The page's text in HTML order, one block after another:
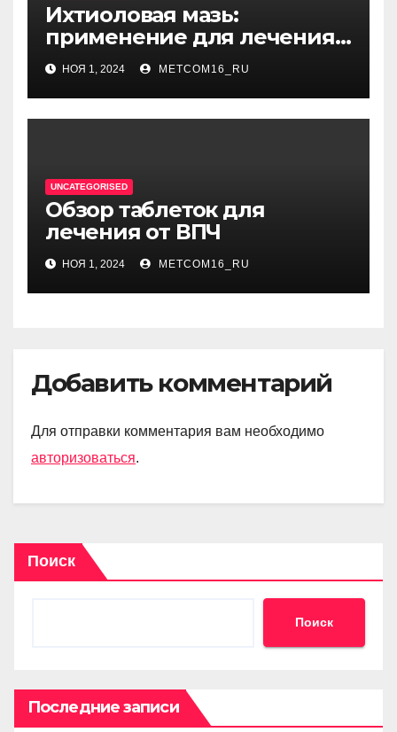
Ихтиоловая мазь:
применение для лечения
фурункулов
НОЯ 1, 2024 METCOM16_RU
UNCATEGORISED
Обзор таблеток для
лечения от ВПЧ
НОЯ 1, 2024 METCOM16_RU
Добавить комментарий
Для отправки комментария вам необходимо
авторизоваться.
Поиск
Поиск
Последние записи